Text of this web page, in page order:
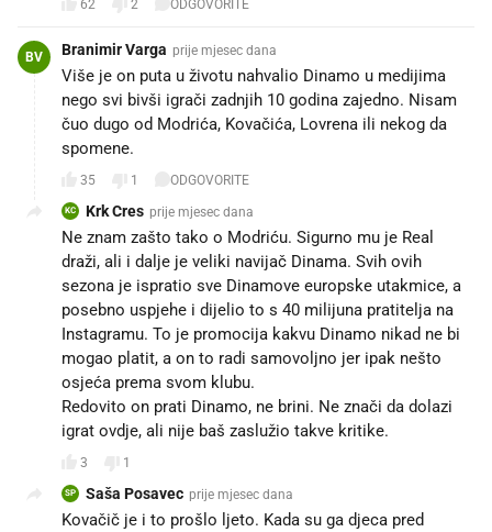
62 2 ODGOVORITE
BV Branimir Varga prije mjesec dana
Više je on puta u životu nahvalio Dinamo u medijima
nego svi bivši igrači zadnjih 10 godina zajedno. Nisam
čuo dugo od Modrića, Kovačića, Lovrena ili nekog da
spomene.
35 1 ODGOVORITE
KC Krk Cres prije mjesec dana
Ne znam zašto tako o Modriću. Sigurno mu je Real
draži, ali i dalje je veliki navijač Dinama. Svih ovih
sezona je ispratio sve Dinamove europske utakmice, a
posebno uspjehe i dijelio to s 40 milijuna pratitelja na
Instagramu. To je promocija kakvu Dinamo nikad ne bi
mogao platit, a on to radi samovoljno jer ipak nešto
osjeća prema svom klubu.
Redovito on prati Dinamo, ne brini. Ne znači da dolazi
igrat ovdje, ali nije baš zaslužio takve kritike.
3 1
SP Saša Posavec prije mjesec dana
Kovačič je i to prošlo ljeto. Kada su ga djeca pred